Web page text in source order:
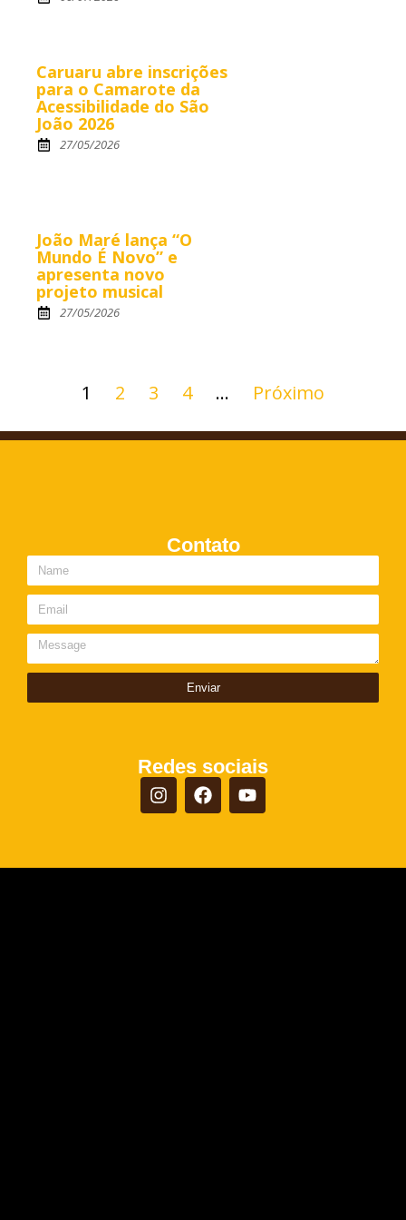
Caruaru abre inscrições
para o Camarote da
Acessibilidade do São
João 2026
27/05/2026
João Maré lança “O
Mundo É Novo” e
apresenta novo
projeto musical
27/05/2026
1 2 3 4 … Próximo
Contato
Enviar
Redes sociais